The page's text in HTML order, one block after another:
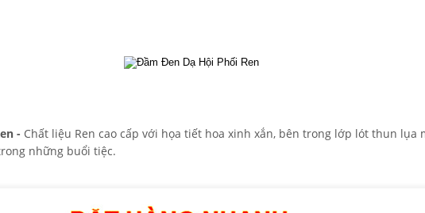
- Chất liệu Ren cao cấp với họa tiết hoa xinh xắn, bên trong lớp lót thun lụa
những buổi tiệc.